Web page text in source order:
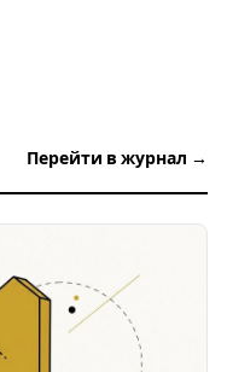
Перейти в журнал →